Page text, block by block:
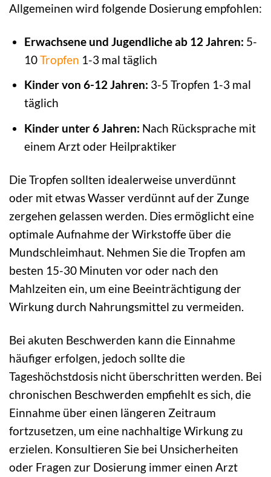
Allgemeinen wird folgende Dosierung empfohlen:
Erwachsene und Jugendliche ab 12 Jahren: 5-
10Tropfen 1-3 mal täglich
Kinder von 6-12 Jahren: 3-5 Tropfen 1-3 mal
täglich
Kinder unter 6 Jahren: Nach Rücksprache mit
einem Arzt oder Heilpraktiker
Die Tropfen sollten idealerweise unverdünnt
oder mit etwas Wasser verdünnt auf der Zunge
zergehen gelassen werden. Dies ermöglicht eine
optimale Aufnahme der Wirkstoffe über die
Mundschleimhaut. Nehmen Sie die Tropfen am
besten 15-30 Minuten vor oder nach den
Mahlzeiten ein, um eine Beeinträchtigung der
Wirkung durch Nahrungsmittel zu vermeiden.
Bei akuten Beschwerden kann die Einnahme
häufiger erfolgen, jedoch sollte die
Tageshöchstdosis nicht überschritten werden. Bei
chronischen Beschwerden empfiehlt es sich, die
Einnahme über einen längeren Zeitraum
fortzusetzen, um eine nachhaltige Wirkung zu
erzielen. Konsultieren Sie bei Unsicherheiten
oder Fragen zur Dosierung immer einen Arzt